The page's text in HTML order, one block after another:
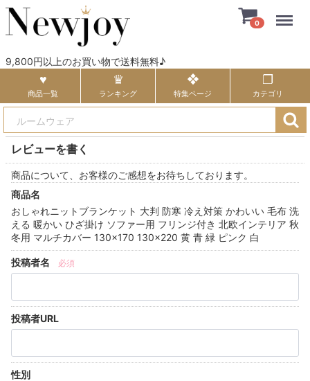
9,800円以上のお買い物で送料無料♪
0
商品一覧 ランキング 特集ページ カテゴリ
レビューを書く
商品について、お客様のご感想をお待ちしております。
商品名
おしゃれニットブランケット 大判 防寒 冷え対策 かわいい 毛布 洗
える 暖かい ひざ掛け ソファー用 フリンジ付き 北欧インテリア 秋
冬用 マルチカバー 130×170 130×220 黄 青 緑 ピンク 白
投稿者名 必須
投稿者URL
性別